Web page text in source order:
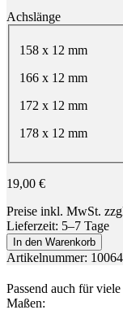
Achslänge
158 x 12 mm
166 x 12 mm
172 x 12 mm
178 x 12 mm
19,00 €
Preise inkl. MwSt.
Lieferzeit: 5–7 Tage
In den Warenkorb
Artikelnummer:
Passend auch für
Maßen: